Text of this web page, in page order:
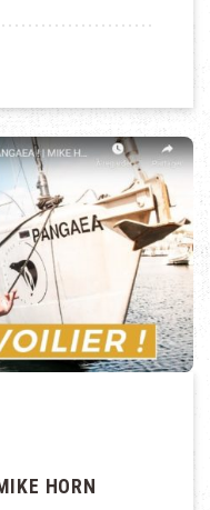
HORN